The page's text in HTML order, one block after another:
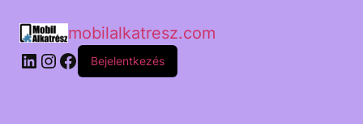
mobilalkatresz.com
Bejelentkezés